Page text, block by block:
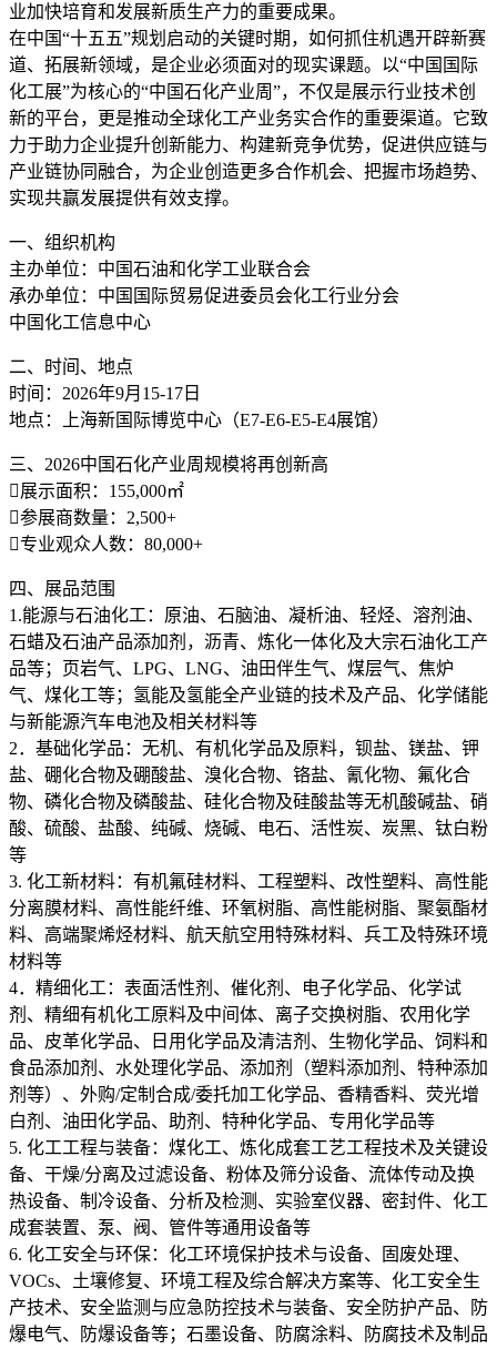
业加快培育和发展新质生产力的重要成果。
在中国“十五五”规划启动的关键时期，如何抓住机遇开辟新赛
道、拓展新领域，是企业必须面对的现实课题。以“中国国际
化工展”为核心的“中国石化产业周”，不仅是展示行业技术创
新的平台，更是推动全球化工产业务实合作的重要渠道。它致
力于助力企业提升创新能力、构建新竞争优势，促进供应链与
产业链协同融合，为企业创造更多合作机会、把握市场趋势、
实现共赢发展提供有效支撑。
一、组织机构
主办单位：中国石油和化学工业联合会
承办单位：中国国际贸易促进委员会化工行业分会
中国化工信息中心
二、时间、地点
时间：2026年9月15-17日
地点：上海新国际博览中心（E7-E6-E5-E4展馆）
三、2026中国石化产业周规模将再创新高
展示面积：155,000㎡
参展商数量：2,500+
专业观众人数：80,000+
四、展品范围
1.能源与石油化工：原油、石脑油、凝析油、轻烃、溶剂油、
石蜡及石油产品添加剂，沥青、炼化一体化及大宗石油化工产
品等；页岩气、LPG、LNG、油田伴生气、煤层气、焦炉
气、煤化工等；氢能及氢能全产业链的技术及产品、化学储能
与新能源汽车电池及相关材料等
2．基础化学品：无机、有机化学品及原料，钡盐、镁盐、钾
盐、硼化合物及硼酸盐、溴化合物、铬盐、氰化物、氟化合
物、磷化合物及磷酸盐、硅化合物及硅酸盐等无机酸碱盐、硝
酸、硫酸、盐酸、纯碱、烧碱、电石、活性炭、炭黑、钛白粉
等
3. 化工新材料：有机氟硅材料、工程塑料、改性塑料、高性能
分离膜材料、高性能纤维、环氧树脂、高性能树脂、聚氨酯材
料、高端聚烯烃材料、航天航空用特殊材料、兵工及特殊环境
材料等
4．精细化工：表面活性剂、催化剂、电子化学品、化学试
剂、精细有机化工原料及中间体、离子交换树脂、农用化学
品、皮革化学品、日用化学品及清洁剂、生物化学品、饲料和
食品添加剂、水处理化学品、添加剂（塑料添加剂、特种添加
剂等）、外购/定制合成/委托加工化学品、香精香料、荧光增
白剂、油田化学品、助剂、特种化学品、专用化学品等
5. 化工工程与装备：煤化工、炼化成套工艺工程技术及关键设
备、干燥/分离及过滤设备、粉体及筛分设备、流体传动及换
热设备、制冷设备、分析及检测、实验室仪器、密封件、化工
成套装置、泵、阀、管件等通用设备等
6. 化工安全与环保：化工环境保护技术与设备、固废处理、
VOCs、土壤修复、环境工程及综合解决方案等、化工安全生
产技术、安全监测与应急防控技术与装备、安全防护产品、防
爆电气、防爆设备等；石墨设备、防腐涂料、防腐技术及制品